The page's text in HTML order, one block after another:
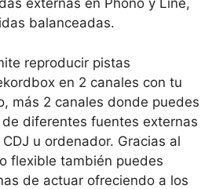
externas en Phono y Line,
balanceadas.
reproducir pistas
en 2 canales con tu
más 2 canales donde puedes
diferentes fuentes externas
u ordenador. Gracias al
flexible también puedes
de actuar ofreciendo a los